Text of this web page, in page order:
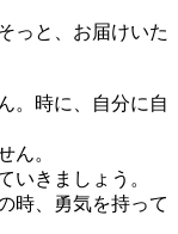
っと、お届けいた
。時に、自分に自
ん。
いきましょう。
時、勇気を持って